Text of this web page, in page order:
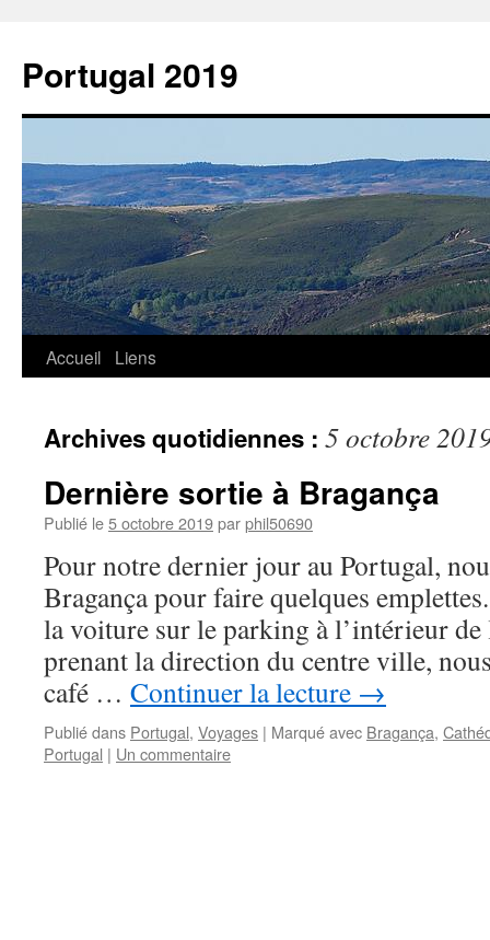
contenu
Portugal 2019
Accueil Liens
Archives quotidiennes : 5 octobre
Dernière sortie à Bragança
Publié le5 octobre 2019parphil50690
Pour notre dernier jour au Portugal,
Bragança pour faire quelques
la voiture sur le parking à l’intérieur
prenant la direction du centre ville,
café … Continuer la lecture →
Publié dans Portugal, Voyages | Marqué avec Bragança,
Portugal | Un commentaire